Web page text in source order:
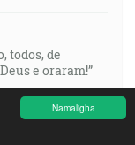
Namaligha
todos, de
e oraram!”